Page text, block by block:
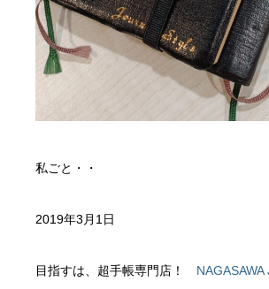
私ごと・・
2019年3月1日
目指すは、超手帳専門店！